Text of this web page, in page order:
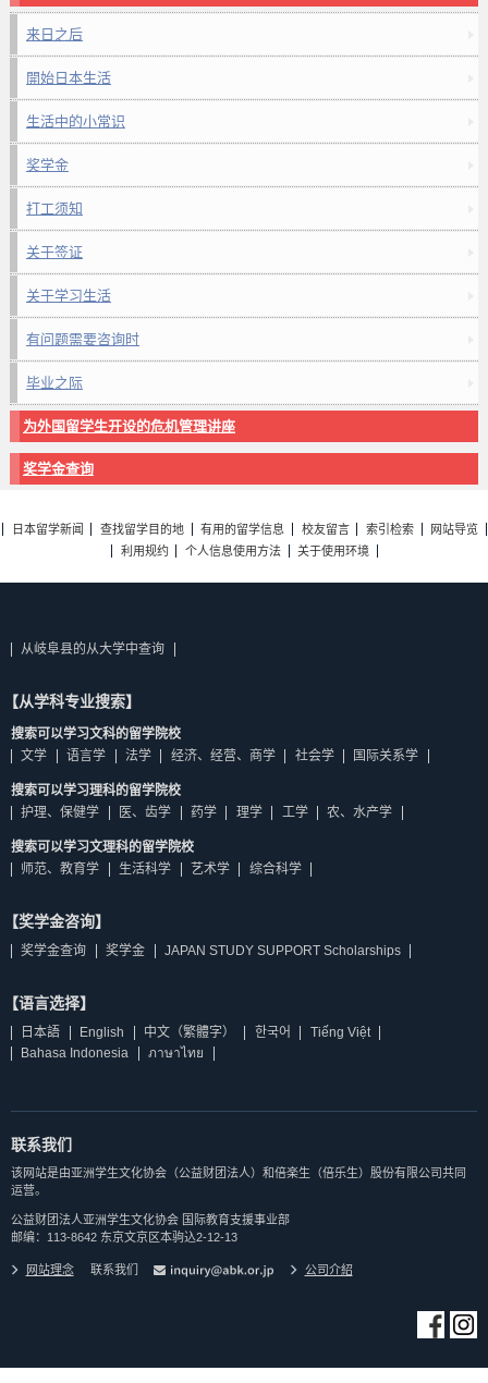
来日之后
開始日本生活
生活中的小常识
奖学金
打工须知
关于签证
关于学习生活
有问题需要咨询时
毕业之际
为外国留学生开设的危机管理讲座
奖学金查询
日本留学新闻 查找留学目的地 有用的留学信息 校友留言 索引检索
网站导览
利用规约
个人信息使用方法 关于使用环境
从岐阜县的从大学中查询
【从学科专业搜索】
搜索可以学习文科的留学院校
文学
语言学 法学 经济、经营、商学 社会学 国际关系学
搜索可以学习理科的留学院校
护理、保健学
医、齿学 药学 理学 工学 农、水产学
搜索可以学习文理科的留学院校
师范、教育学
生活科学 艺术学 综合科学
【奖学金咨询】
奖学金查询 奖学金 JAPAN STUDY SUPPORT Scholarships
【语言选择】
日本語 English 中文（繁體字） 한국어
Tiếng Việt
Bahasa Indonesia
ภาษาไทย
联系我们
该网站是由亚洲学生文化协会（公益财团法人）和倍楽生（倍乐生）股份有限公司共同
运营。
公益财团法人亚洲学生文化协会 国际教育支援事业部
邮编：113-8642 东京文京区本驹込2-12-13
网站理念 联系我们 公司介紹